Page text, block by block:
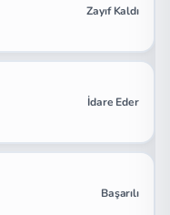
Zayıf Kaldı
İdare Eder
Başarılı